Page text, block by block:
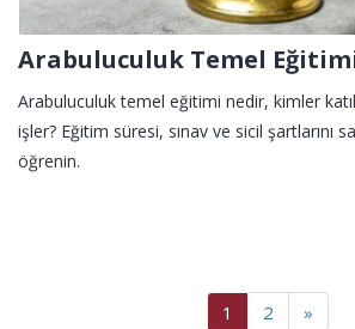
Arabuluculuk Temel
Arabuluculuk temel eğitimi nedir, kimler
işler? Eğitim süresi, sınav ve sicil şartlarını
öğrenin.
1 2 »